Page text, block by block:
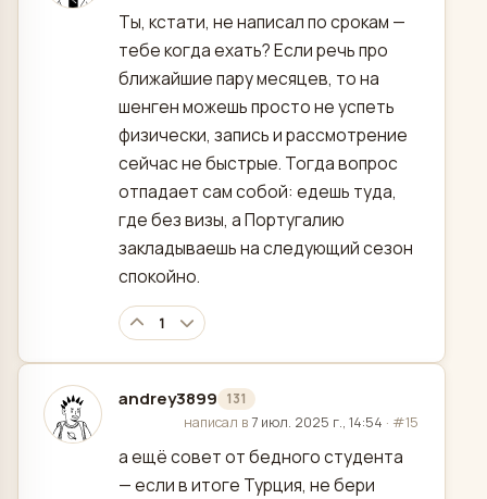
Ты, кстати, не написал по срокам —
тебе когда ехать? Если речь про
ближайшие пару месяцев, то на
шенген можешь просто не успеть
физически, запись и рассмотрение
сейчас не быстрые. Тогда вопрос
отпадает сам собой: едешь туда,
где без визы, а Португалию
закладываешь на следующий сезон
спокойно.
1
andrey3899 131
отредактировано
написал в7 июл. 2025 г., 14:54 · #15
а ещё совет от бедного студента
— если в итоге Турция, не бери